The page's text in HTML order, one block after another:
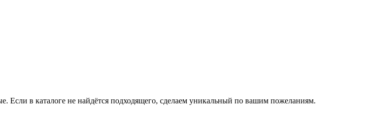
в каталоге не найдётся подходящего, сделаем уникальный по вашим пожеланиям.